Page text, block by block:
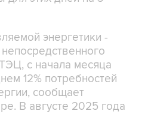
энергетики -
с начала месяца
12% потребностей
сообщает
В августе 2025 года